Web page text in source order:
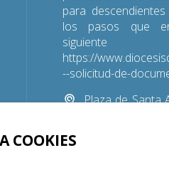
COOKIES
para
los pasos que
https://
--solicitud-de-
Plaza de Santa